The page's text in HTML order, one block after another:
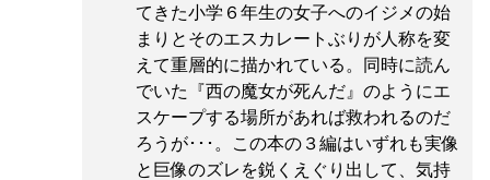
てきた小学６年生の女子へのイジメの始
まりとそのエスカレートぶりが人称を変
えて重層的に描かれている。同時に読ん
でいた『西の魔女が死んだ』のようにエ
スケープする場所があれば救われるのだ
ろうが･･･。この本の３編はいずれも実像
と巨像のズレを鋭くえぐり出して、気持